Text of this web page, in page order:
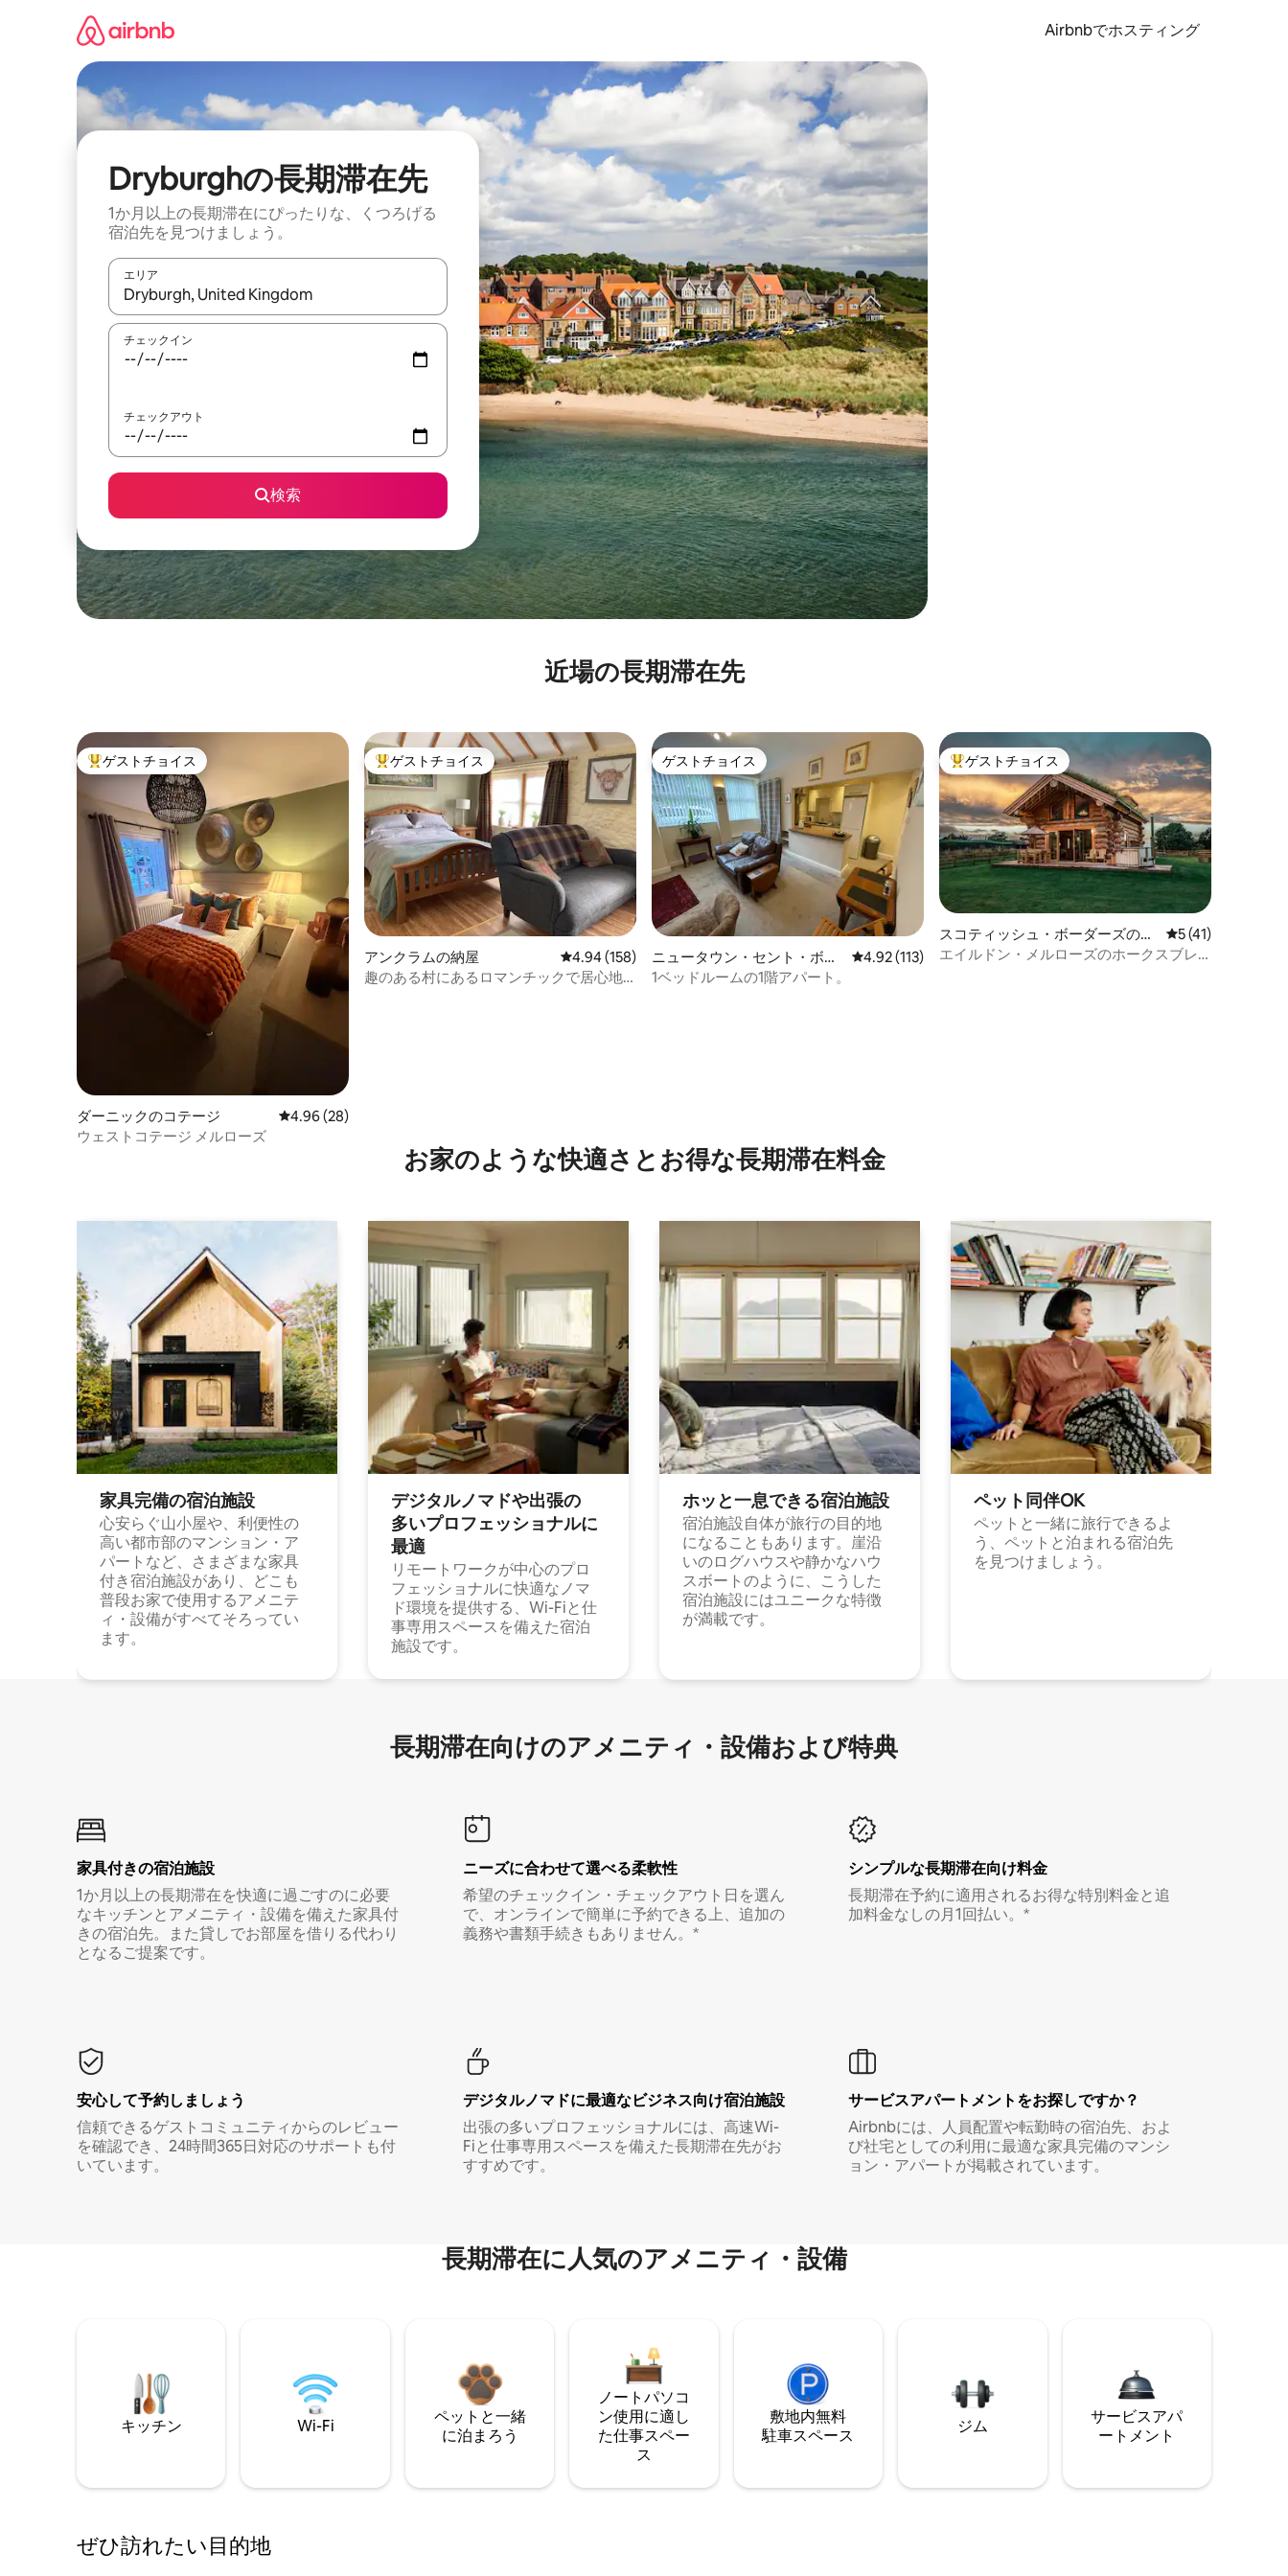
Airbnbでホスティング
Dryburghの長期滞在先
1か月以上の長期滞在にぴったりな、くつろげる
宿泊先を見つけましょう。
エリア
検索結果が表示されたら、上下の矢印キーを使って移動するか、画面をタッチまたはスワイプして検索結果を確認することができます。
チェックイン
チェックアウト
検索
近場の長期滞在先
大好評のゲストチョイスです。
ゲストチョイス
ダーニックのコテージ レビュー28件、5つ星中4.96つ星の平均評価
4.96 (28)
ウェストコテージ メルローズ
大好評のゲストチョイスです。
ゲストチョイス
アンクラムの納屋 レビュー158件、5つ星中4.94つ星の平均評価
4.94 (158)
趣のある村にあるロマンチックで居心地
ゲストチョイス
ゲストチョイス
ニュータウン・セント・ボス
ウェルズのコンドミニアム
レビュー113件、5つ星中4.92つ星の平均評価
4.92 (113)
1ベッドルームの1階アパート。
大好評のゲストチョイスです。
ゲストチョイス
スコティッシュ・ボーダーズのロ
グハウス
レビュー41件、5
5 (41)
エイルドン・メルローズのホークスブレ
お家のような快⁠適⁠さ⁠とお⁠得⁠な長⁠期⁠滞⁠在料⁠金
家具完備の宿⁠泊⁠施⁠設
心安らぐ山小屋や、利便性の
高い都市部のマンション・ア
パートなど、さまざまな家具
付き宿泊施設があり、どこも
普段お家で使用するアメニテ
ィ・設備がすべてそろってい
ます。
デジタルノマドや出⁠張⁠の
多⁠いプ⁠ロ⁠フ⁠ェ⁠ッ⁠シ⁠ョ⁠ナ⁠ル⁠に
最⁠適
リモートワークが中心のプロ
フェッショナルに快適なノマ
ド環境を提供する、Wi-Fiと仕
事専用スペースを備えた宿泊
施設です。
ホッと一⁠息⁠で⁠き⁠る宿⁠泊施⁠設
宿泊施設自体が旅行の目的地
になることもあります。崖沿
いのログハウスや静かなハウ
スボートのように、こうした
宿泊施設にはユニークな特徴
が満載です。
ペット同⁠伴OK
ペットと一緒に旅行できるよ
う、ペットと泊まれる宿泊先
を見つけましょう。
長期滞在向け⁠のア⁠メ⁠ニ⁠テ⁠ィ⁠・設⁠備⁠および特⁠典
家具付き⁠の宿⁠泊⁠施⁠設
1か月以上の長期滞在を快適に過ごすのに必要
なキッチンとアメニティ・設備を備えた家具付
きの宿泊先。また貸しでお部屋を借りる代わり
となるご提案です。
ニーズに合わせて選べる柔軟性
希望のチェックイン・チェックアウト日を選ん
で、オンラインで簡単に予約できる上、追加の
義務や書類手続きもありません。*
シンプルな長期滞在向け料金
長期滞在予約に適用されるお得な特別料金と追
加料金なしの月1回払い。*
安心して予約しましょう
信頼できるゲストコミュニティからのレビュー
を確認でき、24時間365日対応のサポートも付
いています。
デジタルノマド⁠に最⁠適⁠なビ⁠ジ⁠ネ⁠ス⁠向⁠け宿⁠泊⁠施⁠設
出張の多いプロフェッショナルには、高速Wi-
Fiと仕事専用スペースを備えた長期滞在先がお
すすめです。
サービスアパートメントをお探しですか？
Airbnbには、人員配置や転勤時の宿泊先、およ
び社宅としての利用に最適な家具完備のマンシ
ョン・アパートが掲載されています。
長期滞在に人気のアメニティ・設備
キッチン Wi-Fi
ペットと一緒
に泊まろう
ノートパソコ
ン使用に適し
た仕事スペー
ス
敷地内無料
駐⁠車ス⁠ペ⁠ー⁠ス
ジム
サービスアパ
ートメント
ぜひ訪⁠れ⁠た⁠い目⁠的⁠地